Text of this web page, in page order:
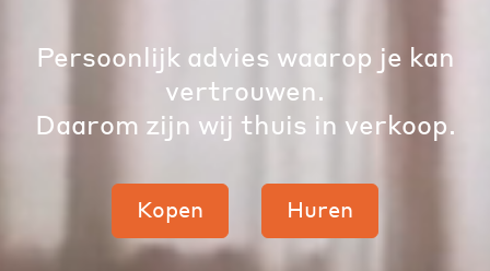
Persoonlijk advies waarop je kan
vertrouwen.
Daarom zijn wij thuis in verkoop.
Kopen Huren